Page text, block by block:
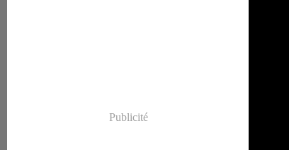
Publicité